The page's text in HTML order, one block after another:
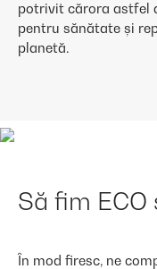
potrivit cărora astfel
pentru sănătate și
planetă.
Să fim ECO
În mod firesc, ne